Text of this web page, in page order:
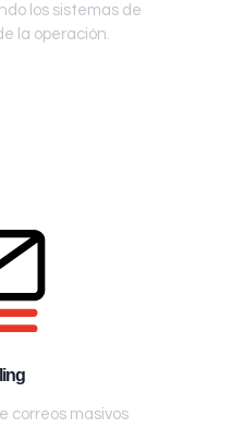
los sistemas de
la operación.
correos masivos